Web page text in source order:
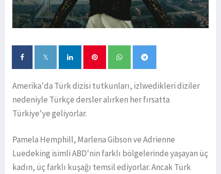
Amerika'da Türk dizisi tutkunları, izlwedikleri diziler
nedeniyle Türkçe dersler alırken her fırsatta
Türkiye'ye geliyorlar.
Pamela Hemphill, Marlena Gibson ve Adrienne
Luedeking isimli ABD'nin farklı bölgelerinde yaşayan üç
kadın, üç farklı kuşağı temsil ediyorlar. Ancak Türk